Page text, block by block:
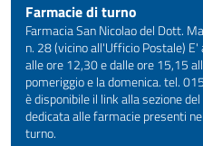
Farmacie di turno
Farmacia San Nicolao del Dott.
n. 28 (vicino all'Ufficio Postale)
alle ore 12,30 e dalle ore 15,15
pomeriggio e la domenica. tel.
è disponibile il link alla sezione
dedicata alle farmacie presenti
turno.